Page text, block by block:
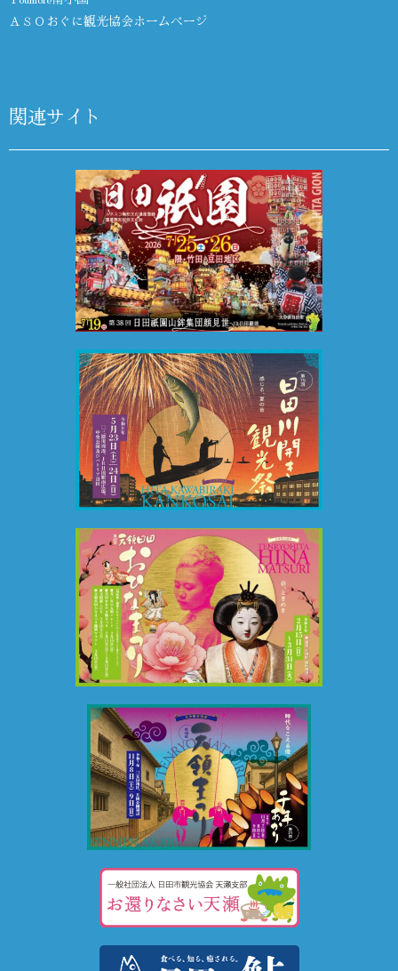
ＡＳＯおぐに観光協会ホームページ
関連サイト